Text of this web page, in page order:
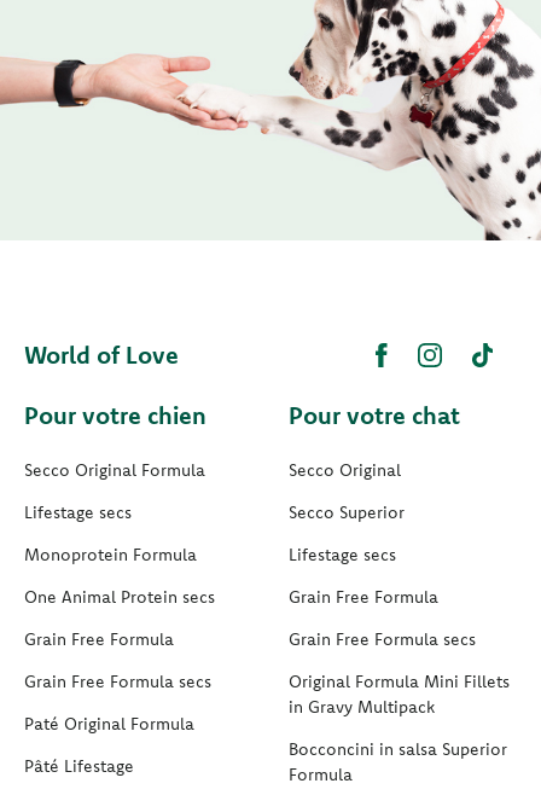
World of Love
Pour votre chien
Secco Original Formula
Lifestage secs
Monoprotein Formula
One Animal Protein secs
Grain Free Formula
Grain Free Formula secs
Paté Original Formula
Pâté Lifestage
Pour votre chat
Secco Original
Secco Superior
Lifestage secs
Grain Free Formula
Grain Free Formula secs
Original Formula Mini Fillets
in Gravy Multipack
Bocconcini in salsa Superior
Formula